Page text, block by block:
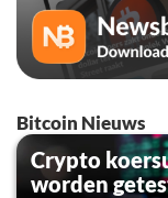
Bitcoin Nieuws
Crypto
worden